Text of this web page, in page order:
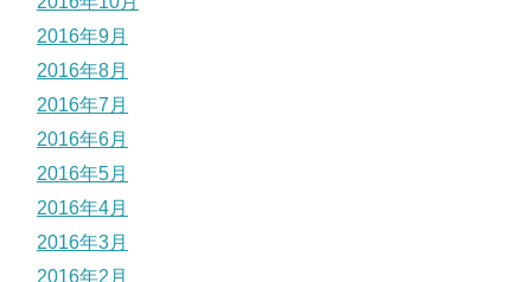
2016年9月
2016年8月
2016年7月
2016年6月
2016年5月
2016年4月
2016年3月
2016年2月